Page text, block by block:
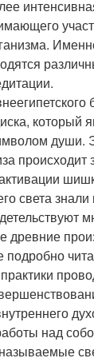
который
души.
происходит
света
древние
над